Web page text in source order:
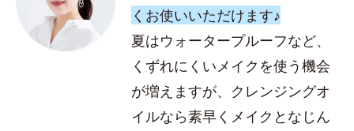
くお使いいただけます♪
夏はウォータープルーフなど、
くずれにくいメイクを使う機会
が増えますが、クレンジングオ
イルなら素早くメイクとなじん